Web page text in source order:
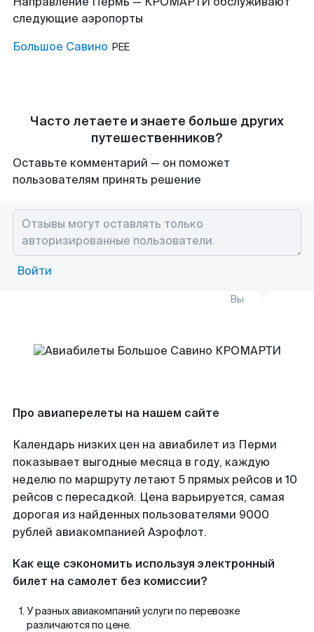
следующие аэропорты
Большое Савино PEE
Часто летаете и знаете больше других
путешественников?
Оставьте комментарий — он поможет
пользователям принять решение
Войти
Вы
Про авиаперелеты на нашем сайте
Календарь низких цен на авиабилет из Перми
показывает выгодные месяца в году, каждую
неделю по маршруту летают 5 прямых рейсов и 10
рейсов с пересадкой. Цена варьируется, самая
дорогая из найденных пользователями 9000
рублей авиакомпанией Аэрофлот.
Как еще сэкономить используя электронный
билет на самолет без комиссии?
У разных авиакомпаний услуги по перевозке
различаются по цене.